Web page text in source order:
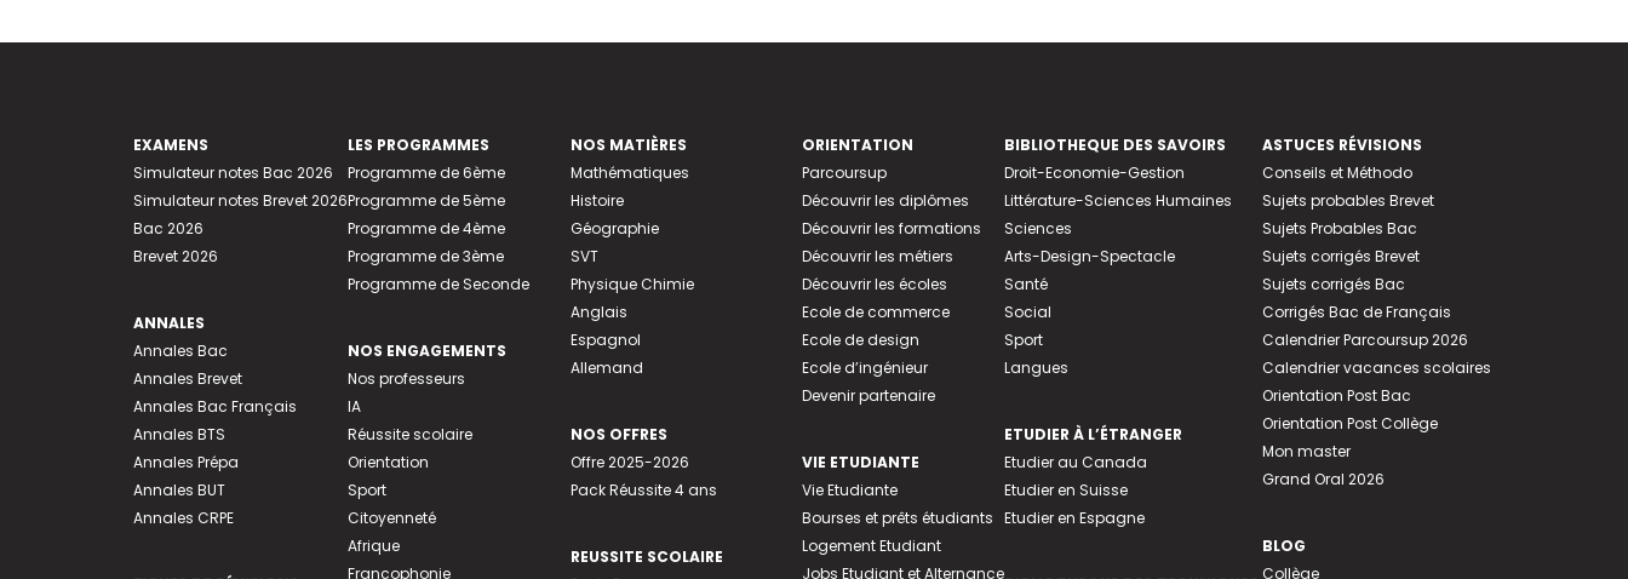
EXAMENS
Simulateur notes Bac 2026
Simulateur notes Brevet 2026
Bac 2026
Brevet 2026
ANNALES
Annales Bac
Annales Brevet
Annales Bac Français
Annales BTS
Annales Prépa
Annales BUT
Annales CRPE
LES PROGRAMMES
Programme de 6ème
Programme de 5ème
Programme de 4ème
Programme de 3ème
Programme de Seconde
NOS ENGAGEMENTS
Nos professeurs
IA
Réussite scolaire
Orientation
Sport
Citoyenneté
Afrique
Francophonie
NOS MATIÈRES
Mathématiques
Histoire
Géographie
SVT
Physique Chimie
Anglais
Espagnol
Allemand
NOS OFFRES
Offre 2025-2026
Pack Réussite 4 ans
REUSSITE SCOLAIRE
ORIENTATION
Parcoursup
Découvrir les diplômes
Découvrir les formations
Découvrir les métiers
Découvrir les écoles
Ecole de commerce
Ecole de design
Ecole d’ingénieur
Devenir partenaire
VIE ETUDIANTE
Vie Etudiante
Bourses et prêts étudiants
Logement Etudiant
Jobs Etudiant et Alternance
BIBLIOTHEQUE DES SAVOIRS
Droit-Economie-Gestion
Littérature-Sciences Humaines
Sciences
Arts-Design-Spectacle
Santé
Social
Sport
Langues
ETUDIER À L’ÉTRANGER
Etudier au Canada
Etudier en Suisse
Etudier en Espagne
ASTUCES RÉVISIONS
Conseils et Méthodo
Sujets probables Brevet
Sujets Probables Bac
Sujets corrigés Brevet
Sujets corrigés Bac
Corrigés Bac de Français
Calendrier Parcoursup 2026
Calendrier vacances scolaires
Orientation Post Bac
Orientation Post Collège
Mon master
Grand Oral 2026
BLOG
Collège